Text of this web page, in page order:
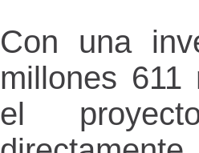
Con una
millones
el